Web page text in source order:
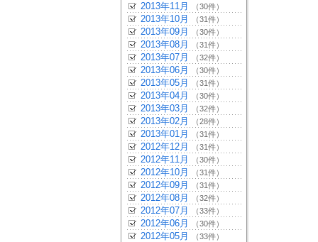
2013年11月 （30件）
2013年10月 （31件）
2013年09月 （30件）
2013年08月 （31件）
2013年07月 （32件）
2013年06月 （30件）
2013年05月 （31件）
2013年04月 （30件）
2013年03月 （32件）
2013年02月 （28件）
2013年01月 （31件）
2012年12月 （31件）
2012年11月 （30件）
2012年10月 （31件）
2012年09月 （31件）
2012年08月 （32件）
2012年07月 （33件）
2012年06月 （30件）
2012年05月 （33件）